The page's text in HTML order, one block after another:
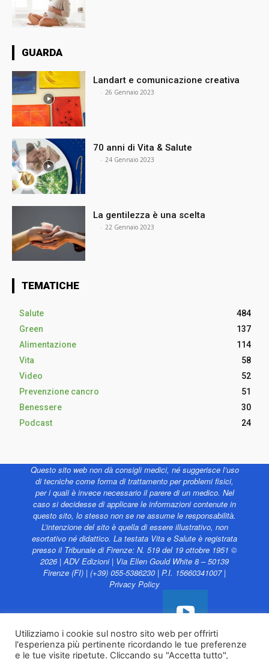
GUARDA
Landart e comunicazione creativa
- 26 Gennaio 2023
70 anni di Vita & Salute
- 24 Gennaio 2023
La gentilezza è una scelta
- 22 Gennaio 2023
TEMATICHE
Salute
484
Green
137
Alimentazione
114
Vita
58
Video
52
Prevenzione cancro
51
Benessere
30
Podcast
24
Questo sito web non dà consigli medici, né suggerisce l’uso
di tecniche come forma di trattamento per problemi fisici,
per i quali è invece necessario il parere di un medico. Nel
caso si decidesse di applicare le informazioni contenute in
questo sito, lo stesso non se ne assume le responsabilità.
L’intenzione del sito è quella di essere illustrativo, non
esortativo né didattico. La testata Vita e Salute è registrata
presso il Tribunale di Firenze: N. 519 del 19 ottobre 1951 ©
2026 | ADV Edizioni | Via Ellen Gould White 8 – 50139
Firenze (FI) | (+39) 055-5386230 | P.I. 15660341007 |
Privacy Policy
Vita e Salute web è
Utilizziamo i cookie sul nostro sito web per offrirti
l'esperienza più pertinente ricordando le tue preferenze
e le tue visite ripetute. Cliccando su "Accetta tutto",